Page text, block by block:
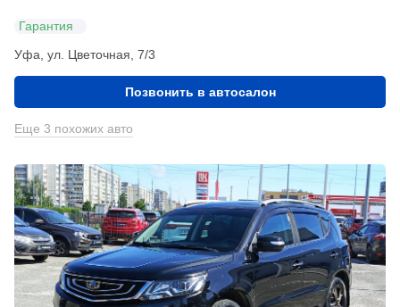
Гарантия
Уфа, ул. Цветочная, 7/3
Позвонить в автосалон
Еще 3 похожих авто